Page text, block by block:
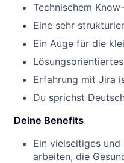
Technischem
Eine sehr
Ein Auge für die
Erfahrung mit Jira
Du sprichst
Deine Benefits
Ein vielseitiges
arbeiten, die